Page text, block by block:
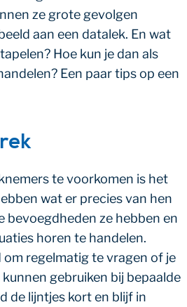
ze grote gevolgen
aan een datalek. En wat
Hoe kun je dan als
Een paar tips op een
te voorkomen is het
wat er precies van hen
bevoegdheden ze hebben en
horen te handelen.
om regelmatig te vragen of je
gebruiken bij bepaalde
de lijntjes kort en blijf in